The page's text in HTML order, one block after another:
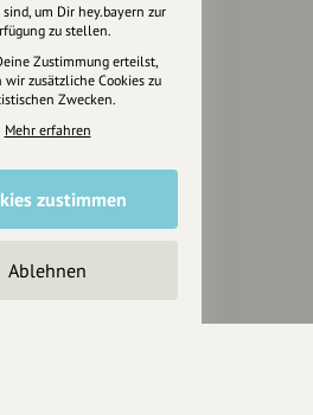
Euch
& mehr
Marketing
& Branding
Anakin Design
Unterstütze
unsere Plattform
um Dir hey.bayern zur
zu stellen.
Zustimmung erteilst,
zusätzliche Cookies zu
Zwecken.
Mehr erfahren
zustimmen
Ablehnen